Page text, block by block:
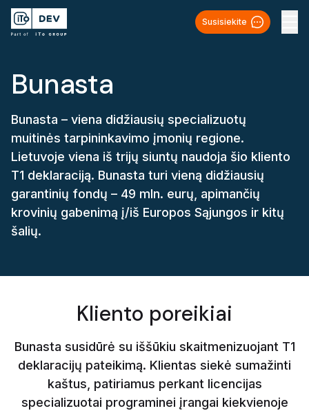
Susisiekite
Bunasta
Bunasta – viena didžiausių specializuotų
muitinės tarpininkavimo įmonių regione.
Lietuvoje viena iš trijų siuntų naudoja šio kliento
T1 deklaraciją. Bunasta turi vieną didžiausių
garantinių fondų – 49 mln. eurų, apimančių
krovinių gabenimą į/iš Europos Sąjungos ir kitų
šalių.
Kliento poreikiai
Bunasta susidūrė su iššūkiu skaitmenizuojant T1
deklaracijų pateikimą. Klientas siekė sumažinti
kaštus, patiriamus perkant licencijas
specializuotai programinei įrangai kiekvienoje